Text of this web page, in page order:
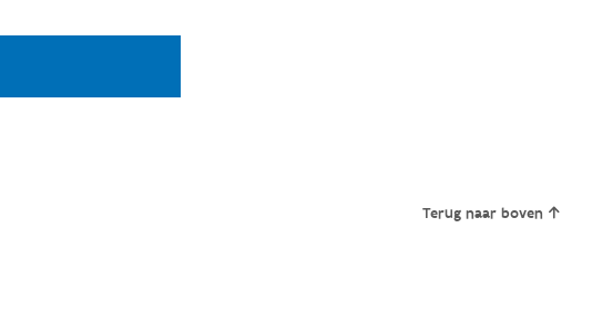
Terug naar boven